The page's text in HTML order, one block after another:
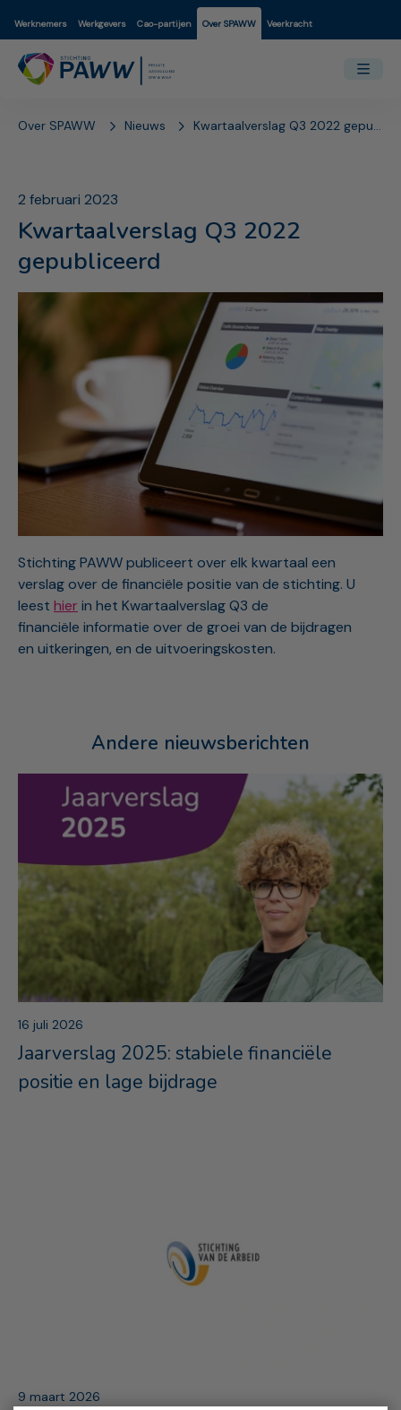
Werknemers Werkgevers Cao-partijen Over SPAWW Veerkracht
Over SPAWW Nieuws Kwartaalverslag Q3 2022 gepubliceerd
2 februari 2023
Kwartaalverslag Q3 2022
gepubliceerd
Stichting PAWW publiceert over elk kwartaal een
verslag over de financiële positie van de stichting. U
leest hier in het Kwartaalverslag Q3 de
financiële informatie over de groei van de bijdragen
en uitkeringen, en de uitvoeringskosten.
Andere nieuwsberichten
16 juli 2026
Jaarverslag 2025: stabiele financiële
positie en lage bijdrage
9 maart 2026